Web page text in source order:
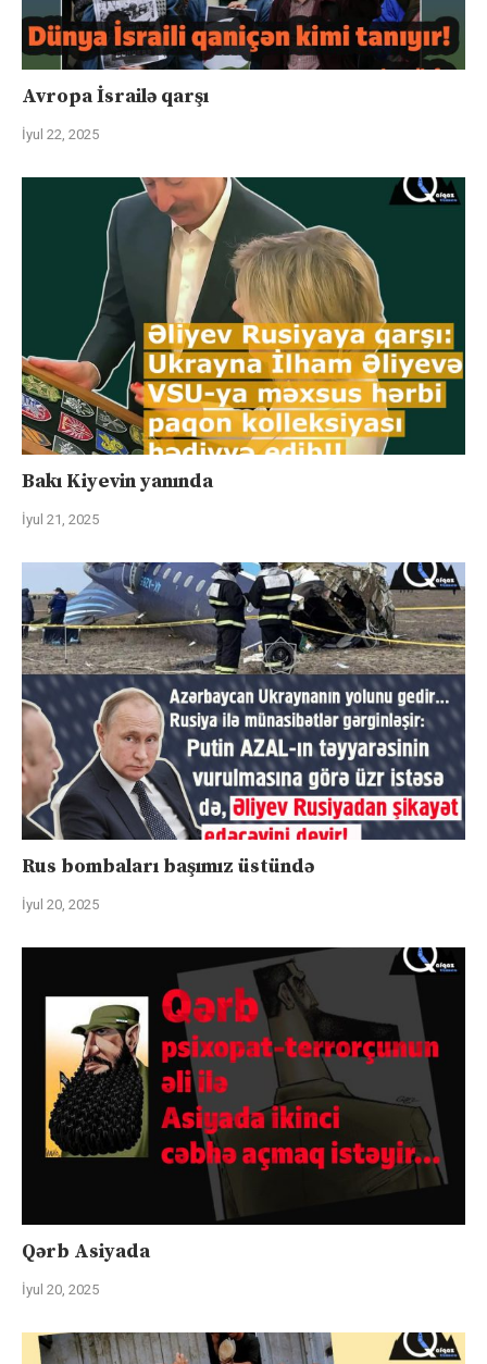
Avropa İsrailə qarşı
İyul 22, 2025
Bakı Kiyevin yanında
İyul 21, 2025
Rus bombaları başımız üstündə
İyul 20, 2025
Qərb Asiyada
İyul 20, 2025